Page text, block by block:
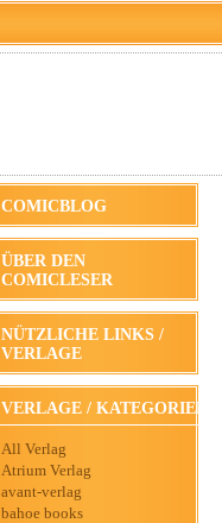
COMICBLOG
ÜBER DEN
COMICLESER
NÜTZLICHE LINKS /
VERLAGE
VERLAGE / KATEGORIEN
All Verlag
Atrium Verlag
avant-verlag
bahoe books